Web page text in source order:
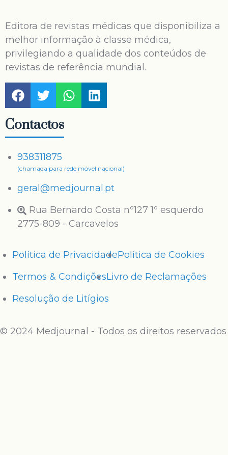
Editora de revistas médicas que disponibiliza a
melhor informação à classe médica,
privilegiando a qualidade dos conteúdos de
revistas de referência mundial.
Contactos
938311875
(chamada para rede móvel nacional)
geral@medjournal.pt
Rua Bernardo Costa nº127 1º esquerdo
2775-809 - Carcavelos
Política de PrivacidadePolítica de Cookies
Termos & CondiçõesLivro de Reclamações
Resolução de Litígios
© 2024 Medjournal - Todos os direitos reservados